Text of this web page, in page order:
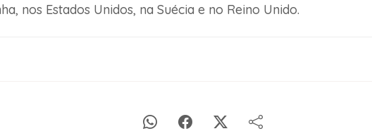
nos Estados Unidos, na Suécia e no Reino Unido.